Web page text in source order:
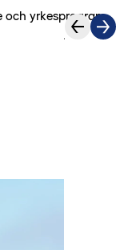
och yrkesprogram
1